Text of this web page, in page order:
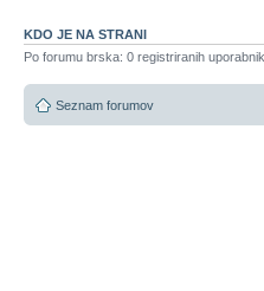
KDO JE NA STRANI
Po forumu brska: 0 registriranih
Seznam forumov